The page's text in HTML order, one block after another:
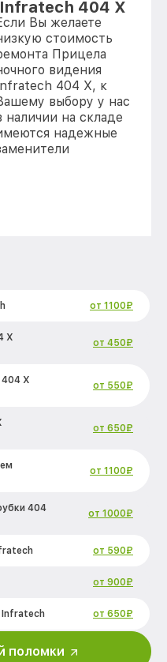
Infratech 404 Х
Вы желаете
стоимость
Прицела
видения
404 Х, к
выбору у нас
наличии на складе
надежные
от 1100₽
Х
от 450₽
404 Х
от 550₽
от 650₽
от 1100₽
404
от 1000₽
от 590₽
от 900₽
Infratech от 650₽
поломки